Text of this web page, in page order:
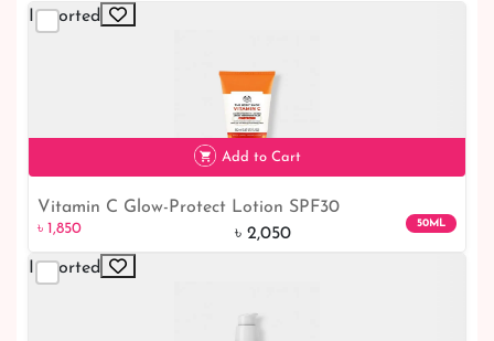
Imported
৳ 1,85010% off
Add to Cart
Vitamin C Glow-Protect Lotion SPF30
৳ 1,850 ৳ 2,050
50ML
Imported